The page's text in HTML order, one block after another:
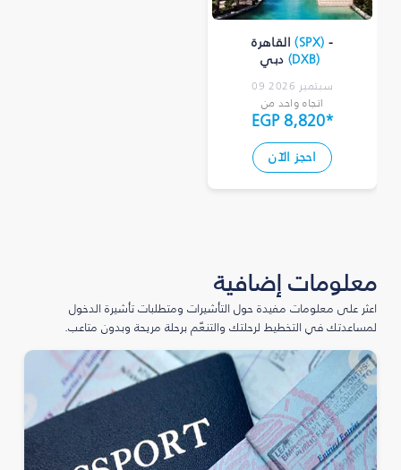
القاهرة (SPX) -
دبي (DXB)
09 سبتمبر 2026
اتجاه واحد من
EGP 8,820*
احجز الآن
معلومات إضافية
اعثر على معلومات مفيدة حول التأشيرات ومتطلبات تأشيرة الدخول
لمساعدتك في التخطيط لرحلتك والتنعّم برحلة مريحة وبدون متاعب.